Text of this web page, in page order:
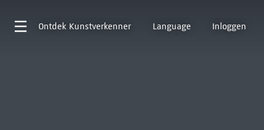
Ontdek Kunstverkenner Language Inloggen